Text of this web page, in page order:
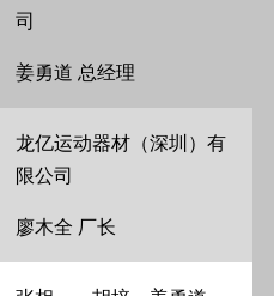
司
姜勇道 总经理
龙亿运动器材（深圳）有
限公司
廖木全 厂长